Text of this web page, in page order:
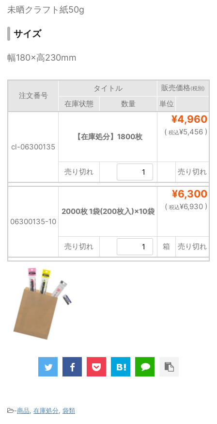
未晒クラフト紙50g
サイズ
幅180×高230mm
注文番号
タイトル 販売価格(税別)
在庫状態 数量 単位
cl-06300135
【在庫処分】1800枚
¥4,960
( 税込¥5,456 )
売り切れ 売り切れ
06300135-10
2000枚 1袋(200枚入)×10袋
¥6,300
( 税込¥6,930 )
売り切れ 箱 売り切れ
-商品, 在庫処分, 袋類